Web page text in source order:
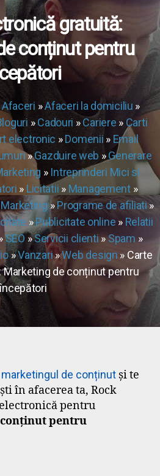
gratuită:
conținut pentru
Afaceri »Afaceri la domiciliu »
»Cadouri »Cariere » Carti
electronic »Domenii » Email
»Gazduire web »Generare
» Intreprinderi Mici si
» Licitatii » Management»
»Programe de afiliati»
»Publicitate online » Relatii
SEO »Servicii clienti»Spam »
»Vanzari»Web design » Carte
de conținut pentru
începători
de conținut și te
în afacerea ta, Rock
pentru
pentru